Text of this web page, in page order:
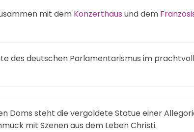
mit dem Konzerthaus und dem
des deutschen Parlamentarismus im
Doms steht die vergoldete Statue einer
mit Szenen aus dem Leben Christi.